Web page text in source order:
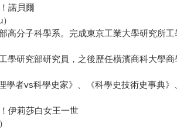
諾貝爾
高分子科學系。完成東京工業大學研究所
學研究部研究員，之後歷任橫濱商科大學
學者vs科學史家》、《科學史技術史事典
伊莉莎白女王一世